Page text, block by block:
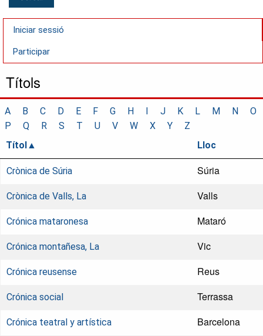
Iniciar sessió
Participar
Títols
A B C D E F G H I J K L M N
O
P
Q R S T U V W X Y
Z
Títol
Lloc
Crònica de Súria Súria
Crònica de Valls, La Valls
Crónica mataronesa Mataró
Crónica montañesa, La Vic
Crónica reusense Reus
Crónica social Terrassa
Crónica teatral y artística Barcelona